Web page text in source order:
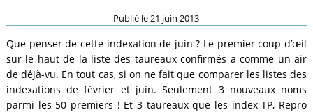
Publié le21 juin 2013
Que penser de cette indexation de juin ? Le premier coup d’œil
sur le haut de la liste des taureaux confirmés a comme un air
de déjà-vu. En tout cas, si on ne fait que comparer les listes des
indexations de février et juin. Seulement 3 nouveaux noms
parmi les 50 premiers ! Et 3 taureaux que les index TP, Repro